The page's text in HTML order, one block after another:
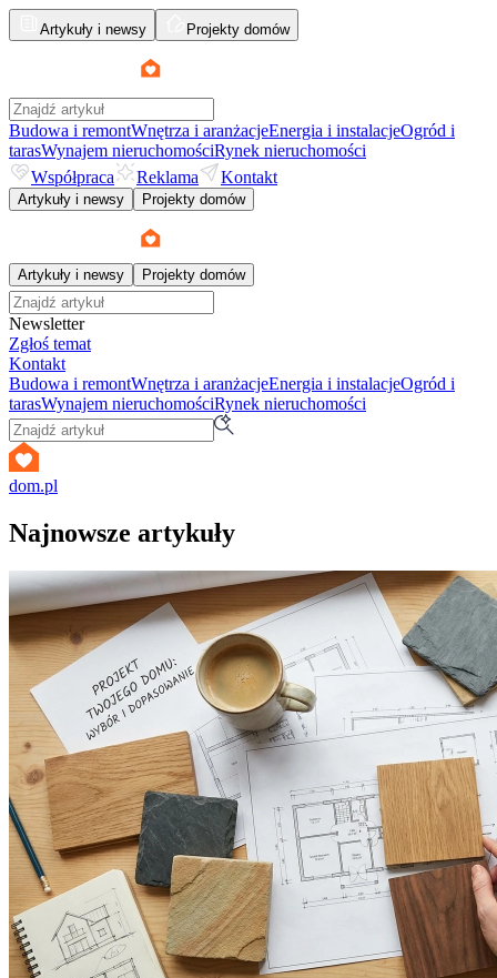
Artykuły i newsy Projekty domów
Budowa i remontWnętrza i aranżacjeEnergia i instalacjeOgród i
tarasWynajem nieruchomościRynek nieruchomości
Współpraca
Reklama Kontakt
Artykuły i newsy Projekty domów
Artykuły i newsy Projekty domów
Newsletter
Zgłoś temat
Kontakt
Budowa i remontWnętrza i aranżacjeEnergia i instalacjeOgród i
tarasWynajem nieruchomościRynek nieruchomości
dom.pl
Najnowsze artykuły